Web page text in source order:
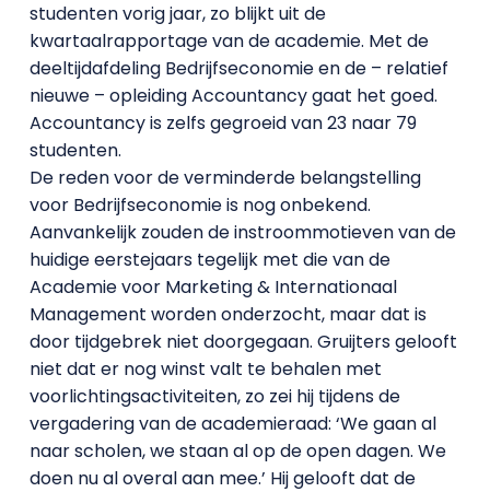
studenten vorig jaar, zo blijkt uit de
kwartaalrapportage van de academie. Met de
deeltijdafdeling Bedrijfseconomie en de – relatief
nieuwe – opleiding Accountancy gaat het goed.
Accountancy is zelfs gegroeid van 23 naar 79
studenten.
De reden voor de verminderde belangstelling
voor Bedrijfseconomie is nog onbekend.
Aanvankelijk zouden de instroommotieven van de
huidige eerstejaars tegelijk met die van de
Academie voor Marketing & Internationaal
Management worden onderzocht, maar dat is
door tijdgebrek niet doorgegaan. Gruijters gelooft
niet dat er nog winst valt te behalen met
voorlichtingsactiviteiten, zo zei hij tijdens de
vergadering van de academieraad: ‘We gaan al
naar scholen, we staan al op de open dagen. We
doen nu al overal aan mee.’ Hij gelooft dat de